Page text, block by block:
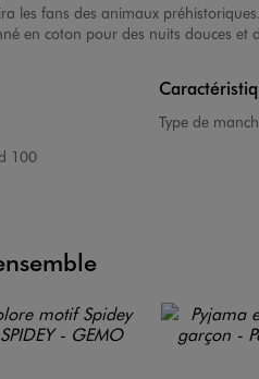
les fans des animaux
en coton pour des nuits douces et
100
Type de